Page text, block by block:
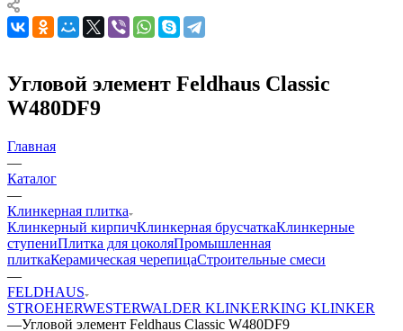
Угловой элемент Feldhaus Classic
W480DF9
Главная
—
Каталог
—
Клинкерная плитка
Клинкерный кирпичКлинкерная брусчаткаКлинкерные
ступениПлитка для цоколяПромышленная
плиткаКерамическая черепицаСтроительные смеси
—
FELDHAUS
STROEHERWESTERWALDER KLINKERKING KLINKER
—Угловой элемент Feldhaus Classic W480DF9